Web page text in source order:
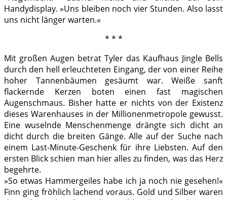
Handydisplay. »Uns bleiben noch vier Stunden. Also lasst
uns nicht länger warten.«
* * *
Mit großen Augen betrat Tyler das Kaufhaus Jingle Bells
durch den hell erleuchteten Eingang, der von einer Reihe
hoher Tannenbäumen gesäumt war. Weiße sanft
flackernde Kerzen boten einen fast magischen
Augenschmaus. Bisher hatte er nichts von der Existenz
dieses Warenhauses in der Millionenmetropole gewusst.
Eine wuselnde Menschenmenge drängte sich dicht an
dicht durch die breiten Gänge. Alle auf der Suche nach
einem Last-Minute-Geschenk für ihre Liebsten. Auf den
ersten Blick schien man hier alles zu finden, was das Herz
begehrte.
»So etwas Hammergeiles habe ich ja noch nie gesehen!«
Finn ging fröhlich lachend voraus. Gold und Silber waren